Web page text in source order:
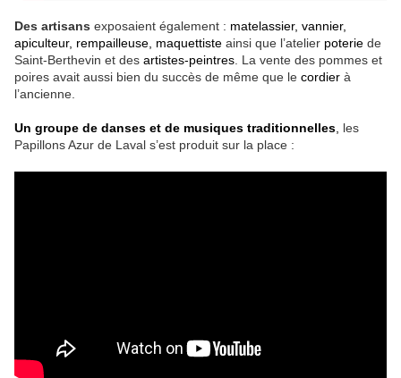
Des artisans exposaient également : matelassier, vannier,
apiculteur, rempailleuse, maquettiste ainsi que l’atelier poterie de
Saint-Berthevin et des artistes-peintres . La vente des pommes et
poires avait aussi bien du succès de même que le cordier à
l’ancienne.
Un groupe de danses et de musiques traditionnelles les
Papillons Azur de Laval s’est produit sur la place :